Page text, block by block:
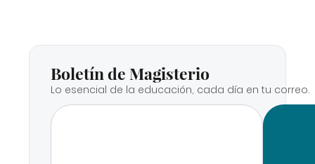
Boletín de Magisterio
Lo esencial de la educación, cada día en tu correo.